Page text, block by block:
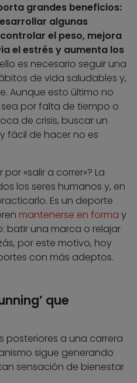
grandes beneficios:
algunas
el peso, mejora
el estrés y aumenta los
es necesario seguir una
de vida saludables y,
Aunque esto último no
por falta de tiempo o
de crisis, buscar un
fácil de hacer no es
«salir a correr»? La
los seres humanos y, en
Es un deporte
mantenerse en forma y
batir una marca o relajar
por este motivo, hoy
con más adeptos.
que
posteriores a una carrera
sigue generando
sensación de bienestar